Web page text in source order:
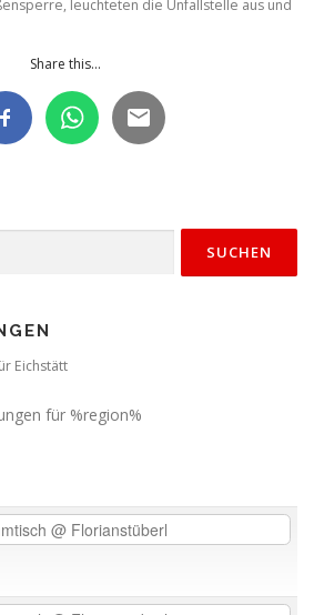
leuchteten die Unfallstelle aus und
Share this...
Eichstätt
@ Florianstüberl